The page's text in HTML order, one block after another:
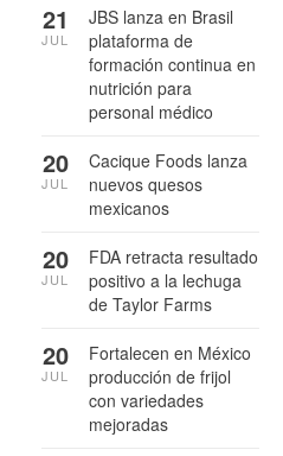
JBS lanza en Brasil
plataforma de
formación continua en
nutrición para
personal médico
21
JUL
Cacique Foods lanza
nuevos quesos
mexicanos
20
JUL
FDA retracta resultado
positivo a la lechuga
de Taylor Farms
20
JUL
Fortalecen en México
producción de frijol
con variedades
mejoradas
20
JUL